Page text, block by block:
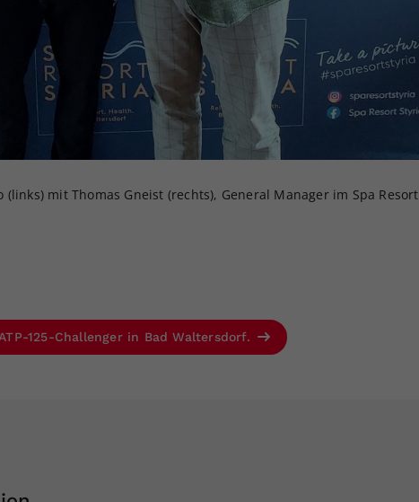
mit Thomas Gneist (rechts), General Manager im Spa Resort
125-Challenger in Bad Waltersdorf.